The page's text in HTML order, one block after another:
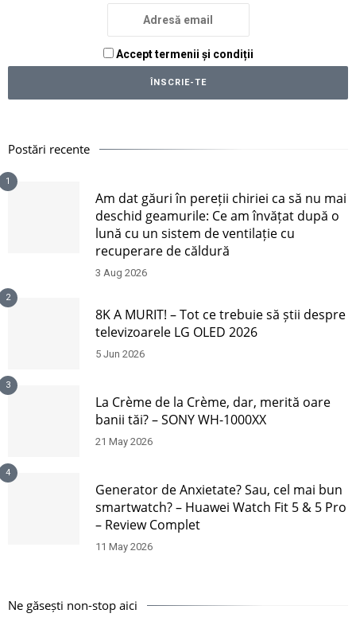
Accept termenii și condiții
Postări recente
1
Am dat găuri în pereții chiriei ca să nu mai
deschid geamurile: Ce am învățat după o
lună cu un sistem de ventilație cu
recuperare de căldură
3 Aug 2026
2
8K A MURIT! – Tot ce trebuie să știi despre
televizoarele LG OLED 2026
5 Jun 2026
3
La Crème de la Crème, dar, merită oare
banii tăi? – SONY WH-1000XX
21 May 2026
4
Generator de Anxietate? Sau, cel mai bun
smartwatch? – Huawei Watch Fit 5 & 5 Pro
– Review Complet
11 May 2026
Ne găsești non-stop aici